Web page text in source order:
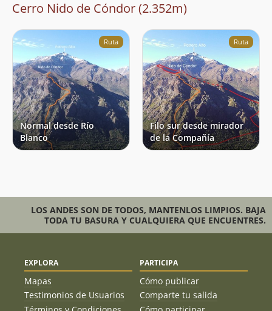
Cerro Nido de Cóndor (2.352m)
Ruta
Normal desde Río
Blanco
Ruta
Filo sur desde mirador
de la Compañía
LOS ANDES SON DE TODOS, MANTENLOS LIMPIOS. BAJA
TODA TU BASURA Y CUALQUIERA QUE ENCUENTRES.
EXPLORA
Mapas
Testimonios de Usuarios
PARTICIPA
Cómo publicar
Comparte tu salida